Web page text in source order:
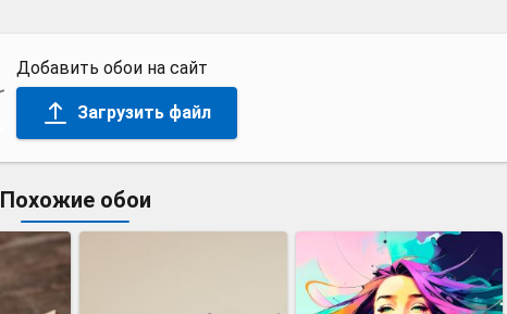
Добавить обои на сайт
Загрузить файл
Похожие обои